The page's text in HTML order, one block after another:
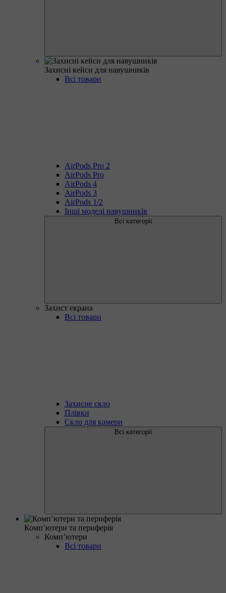
Захисні кейси для навушників
Всі товари
AirPods Pro 2
AirPods Pro
AirPods 4
AirPods 3
AirPods 1/2
Інші моделі навушників
Всі категорії
Захист екрана
Всі товари
Захисне скло
Плівки
Скло для камери
Всі категорії
Комп’ютери та периферія
Комп’ютери
Всі товари